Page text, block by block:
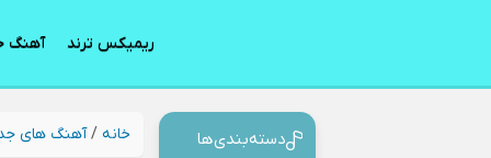
ریمیکس ترند آهنگ
خانه /آهنگ های دسته‌بندی‎‌‌ها